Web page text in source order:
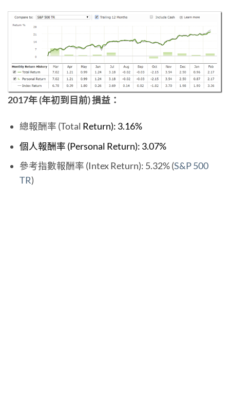
2017年 (年初到目前) 損益：
總報酬率 (Total Return): 3.16%
個人報酬率 (Personal Return): 3.07%
參考指數報酬率 (Intex Return): 5.32% (S&P 500
TR)